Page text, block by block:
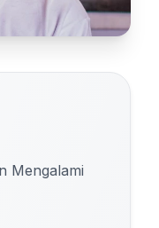
Mengalami